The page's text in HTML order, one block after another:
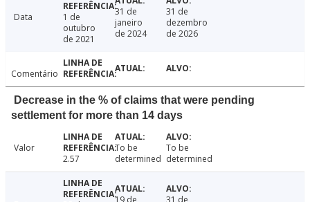
Data
1 de
outubro
de 2021
31 de
janeiro
de 2024
31 de
dezembro
de 2026
Comentário
Decrease in the % of claims that were pending
settlement for more than 14 days
Valor
2.57
To be
determined
To be
determined